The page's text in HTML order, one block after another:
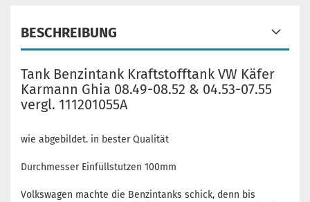
BESCHREIBUNG
Tank Benzintank Kraftstofftank VW Käfer
Karmann Ghia 08.49-08.52 & 04.53-07.55
vergl. 111201055A
wie abgebildet. in bester Qualität
Durchmesser Einfüllstutzen 100mm
Volkswagen machte die Benzintanks schick, denn bis